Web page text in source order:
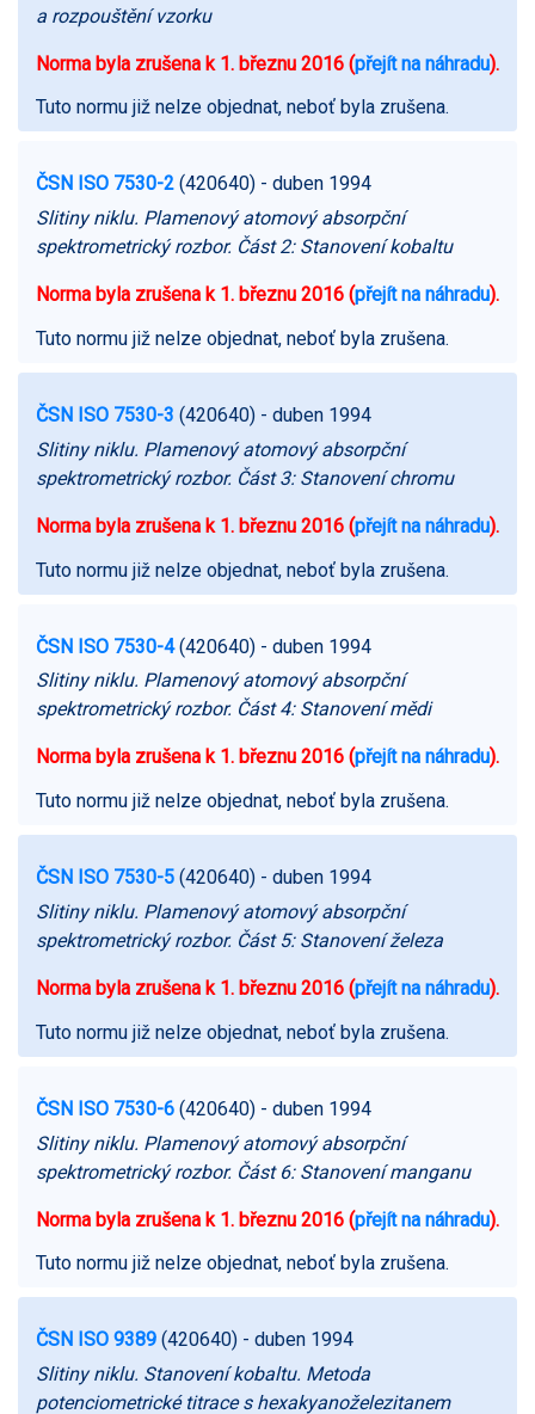
a rozpouštění vzorku
Norma byla zrušena k 1. březnu 2016 (přejít na náhradu).
Tuto normu již nelze objednat, neboť byla zrušena.
ČSN ISO 7530-2 (420640) - duben 1994
Slitiny niklu. Plamenový atomový absorpční
spektrometrický rozbor. Část 2: Stanovení kobaltu
Norma byla zrušena k 1. březnu 2016 (přejít na náhradu).
Tuto normu již nelze objednat, neboť byla zrušena.
ČSN ISO 7530-3 (420640) - duben 1994
Slitiny niklu. Plamenový atomový absorpční
spektrometrický rozbor. Část 3: Stanovení chromu
Norma byla zrušena k 1. březnu 2016 (přejít na náhradu).
Tuto normu již nelze objednat, neboť byla zrušena.
ČSN ISO 7530-4(420640) - duben 1994
Slitiny niklu. Plamenový atomový absorpční
spektrometrický rozbor. Část 4: Stanovení mědi
Norma byla zrušena k 1. březnu 2016 (přejít na náhradu).
Tuto normu již nelze objednat, neboť byla zrušena.
ČSN ISO 7530-5 (420640) - duben 1994
Slitiny niklu. Plamenový atomový absorpční
spektrometrický rozbor. Část 5: Stanovení železa
Norma byla zrušena k 1. březnu 2016 (přejít na náhradu).
Tuto normu již nelze objednat, neboť byla zrušena.
ČSN ISO 7530-6 (420640) - duben 1994
Slitiny niklu. Plamenový atomový absorpční
spektrometrický rozbor. Část 6: Stanovení manganu
Norma byla zrušena k 1. březnu 2016 (přejít na náhradu).
Tuto normu již nelze objednat, neboť byla zrušena.
ČSN ISO 9389 (420640) - duben 1994
Slitiny niklu. Stanovení kobaltu. Metoda
potenciometrické titrace s hexakyanoželezitanem